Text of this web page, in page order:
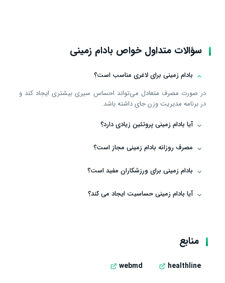
سؤالات متداول خواص بادام زمینی
بادام زمینی برای لاغری مناسب است؟
در صورت مصرف متعادل می‌تواند احساس سیری بیشتری ایجاد کند و
در برنامه مدیریت وزن جای داشته باشد.
آیا بادام زمینی پروتئین زیادی دارد؟
مصرف روزانه بادام زمینی مجاز است؟
بادام زمینی برای ورزشکاران مفید است؟
آیا بادام زمینی حساسیت ایجاد می ‌کند؟
منابع
healthline
webmd